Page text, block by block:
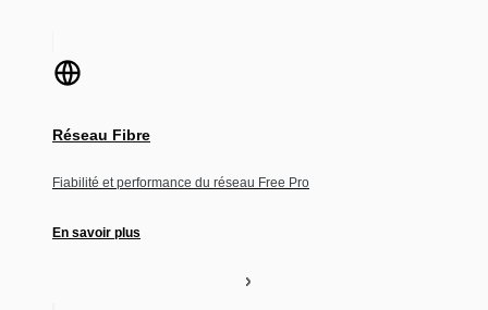
Réseau Fibre
Fiabilité et performance du réseau Free Pro
En savoir plus